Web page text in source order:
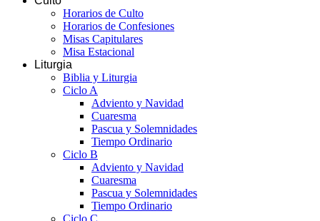
Horarios de Culto
Horarios de Confesiones
Misas Capitulares
Misa Estacional
Liturgia
Biblia y Liturgia
Ciclo A
Adviento y Navidad
Cuaresma
Pascua y Solemnidades
Tiempo Ordinario
Ciclo B
Adviento y Navidad
Cuaresma
Pascua y Solemnidades
Tiempo Ordinario
Ciclo C